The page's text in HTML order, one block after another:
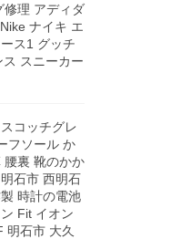
修理 アディダ
ナイキ エ
ス1 グッチ
スニーカー
コッチグレ
フソール か
腰裏 靴のかか
石市 西明石
時計の電池
Fit イオン
明石市 大久